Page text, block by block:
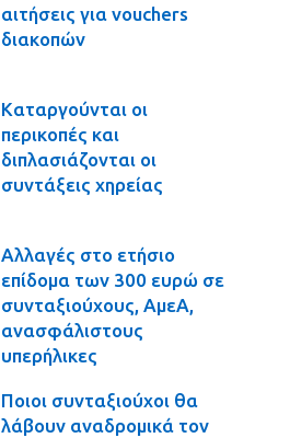
αιτήσεις για vouchers
διακοπών
Καταργούνται οι
περικοπές και
διπλασιάζονται οι
συντάξεις χηρείας
Αλλαγές στο ετήσιο
επίδομα των 300 ευρώ σε
συνταξιούχους, ΑμεΑ,
ανασφάλιστους
υπερήλικες
Ποιοι συνταξιούχοι θα
λάβουν αναδρομικά τον